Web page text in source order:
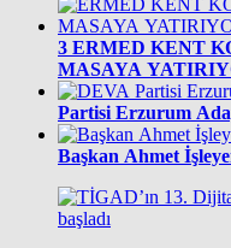
3 ERMED KENT
MASAYA
Partisi Erzurum
Başkan Ahmet